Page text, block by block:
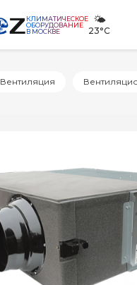
КЛИМАТИЧЕСКОЕ
ОБОРУДОВАНИЕ
В МОСКВЕ
🌤️
23°C
Вентиляция